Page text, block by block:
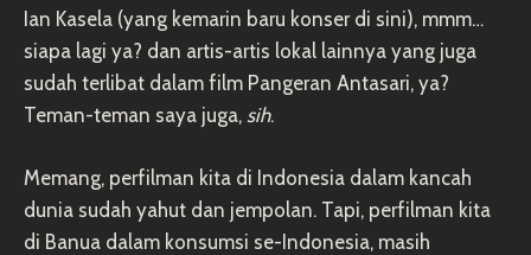
Ian Kasela (yang kemarin baru konser di sini), mmm…
siapa lagi ya? dan artis-artis lokal lainnya yang juga
sudah terlibat dalam film Pangeran Antasari, ya?
Teman-teman saya juga, sih.
Memang, perfilman kita di Indonesia dalam kancah
dunia sudah yahut dan jempolan. Tapi, perfilman kita
di Banua dalam konsumsi se-Indonesia, masih